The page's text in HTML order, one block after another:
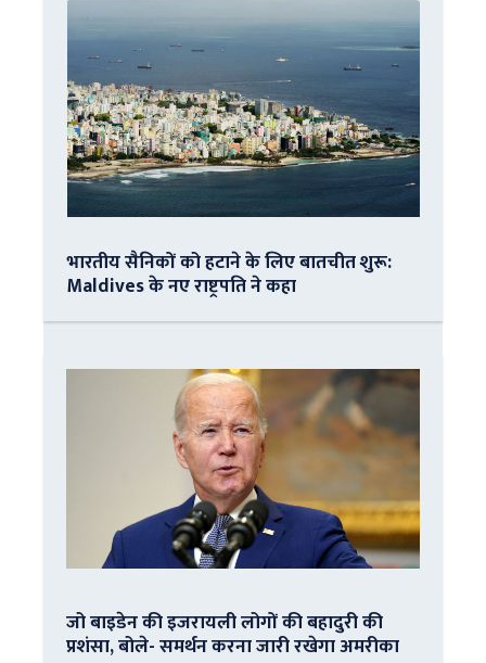
भारतीय सैनिकों को हटाने के लिए बातचीत शुरू:
Maldives के नए राष्ट्रपति ने कहा
जो बाइडेन की इजरायली लोगों की बहादुरी की
प्रशंसा, बोले- समर्थन करना जारी रखेगा अमरीका